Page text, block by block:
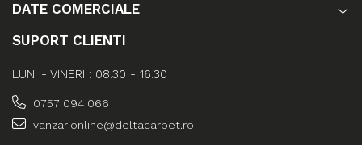
DATE COMERCIALE
SUPORT CLIENTI
LUNI - VINERI : 08.30 - 16.30
0757 094 066
vanzarionline@deltacarpet.ro